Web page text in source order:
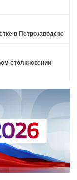
в Петрозаводске
столкновении